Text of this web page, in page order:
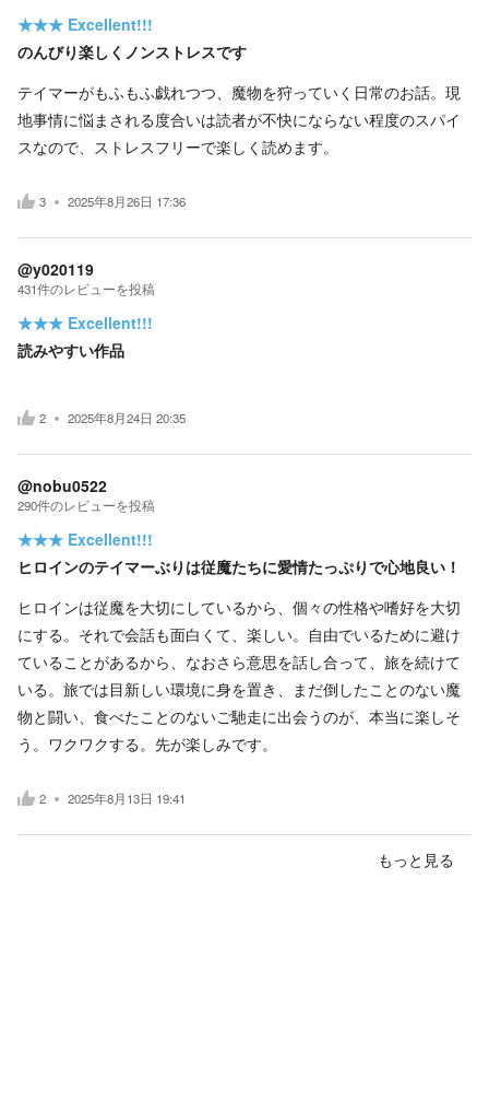
★★★ Excellent!!!
のんびり楽しくノンストレスです
テイマーがもふもふ戯れつつ、魔物を狩っていく日常のお話。現
地事情に悩まされる度合いは読者が不快にならない程度のスパイ
スなので、ストレスフリーで楽しく読めます。
3 2025年8月26日 17:36
@y020119
431件のレビューを投稿
★★★ Excellent!!!
読みやすい作品
2 2025年8月24日 20:35
@nobu0522
290件のレビューを投稿
★★★ Excellent!!!
ヒロインのテイマーぶりは従魔たちに愛情たっぷりで心地良い！
ヒロインは従魔を大切にしているから、個々の性格や嗜好を大切
にする。それで会話も面白くて、楽しい。自由でいるために避け
ていることがあるから、なおさら意思を話し合って、旅を続けて
いる。旅では目新しい環境に身を置き、まだ倒したことのない魔
物と闘い、食べたことのないご馳走に出会うのが、本当に楽しそ
う。ワクワクする。先が楽しみです。
2 2025年8月13日 19:41
もっと見る